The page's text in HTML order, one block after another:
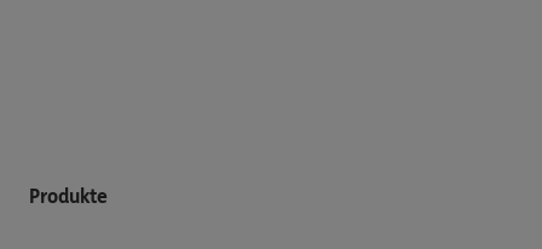
Produkte